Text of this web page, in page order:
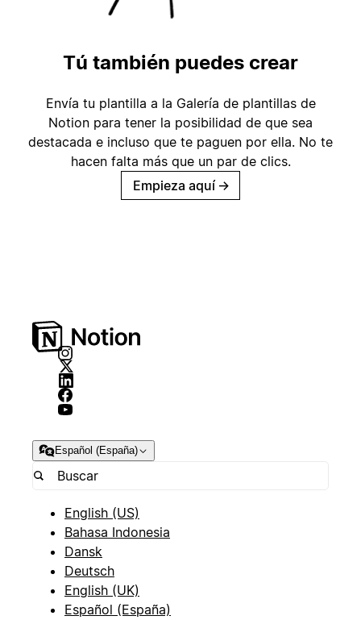
Tú también puedes crear
Envía tu plantilla a la Galería de plantillas de
Notion para tener la posibilidad de que sea
destacada e incluso que te paguen por ella. No te
hacen falta más que un par de clics.
Empieza aquí →
Español (España)
English (US)
Bahasa Indonesia
Dansk
Deutsch
English (UK)
Español (España)